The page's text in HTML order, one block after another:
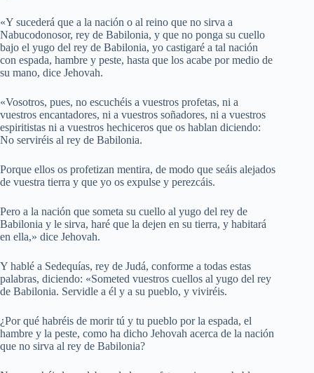
«Y sucederá que a la nación o al reino que no sirva a
Nabucodonosor, rey de Babilonia, y que no ponga su cuello
bajo el yugo del rey de Babilonia, yo castigaré a tal nación
con espada, hambre y peste, hasta que los acabe por medio de
su mano, dice Jehovah.
«Vosotros, pues, no escuchéis a vuestros profetas, ni a
vuestros encantadores, ni a vuestros soñadores, ni a vuestros
espiritistas ni a vuestros hechiceros que os hablan diciendo:
No serviréis al rey de Babilonia.
Porque ellos os profetizan mentira, de modo que seáis alejados
de vuestra tierra y que yo os expulse y perezcáis.
Pero a la nación que someta su cuello al yugo del rey de
Babilonia y le sirva, haré que la dejen en su tierra, y habitará
en ella,» dice Jehovah.
Y hablé a Sedequías, rey de Judá, conforme a todas estas
palabras, diciendo: «Someted vuestros cuellos al yugo del rey
de Babilonia. Servidle a él y a su pueblo, y viviréis.
¿Por qué habréis de morir tú y tu pueblo por la espada, el
hambre y la peste, como ha dicho Jehovah acerca de la nación
que no sirva al rey de Babilonia?